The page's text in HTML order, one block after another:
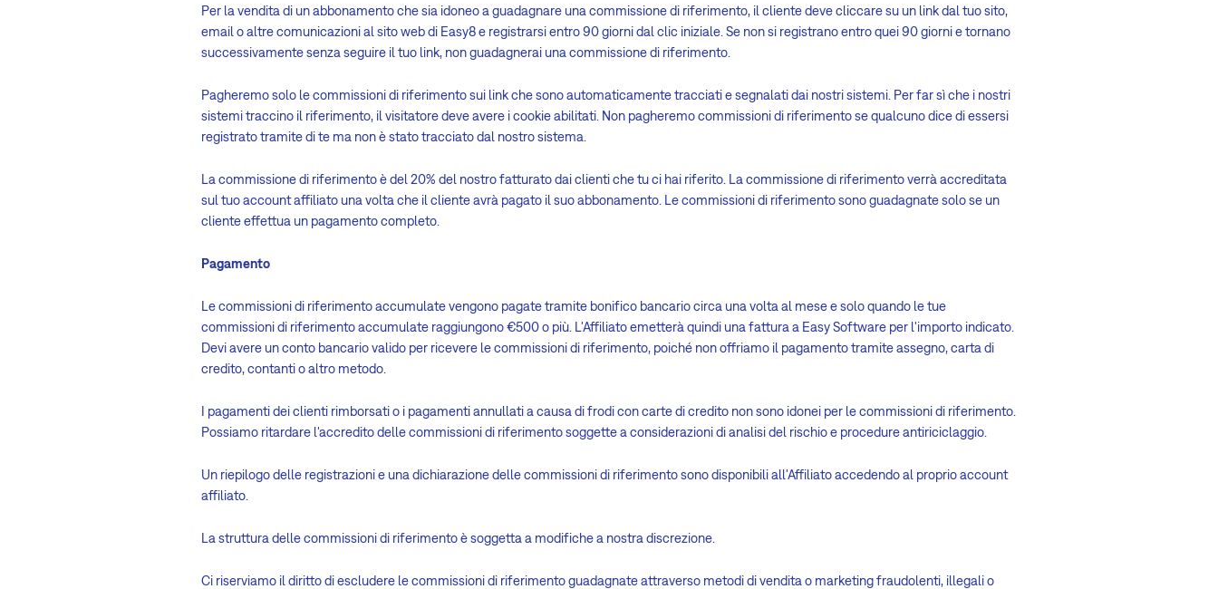
Per la vendita di un abbonamento che sia idoneo a guadagnare una commissione di riferimento, il cliente deve cliccare su un link dal tuo sito,
email o altre comunicazioni al sito web di Easy8 e registrarsi entro 90 giorni dal clic iniziale. Se non si registrano entro quei 90 giorni e tornano
successivamente senza seguire il tuo link, non guadagnerai una commissione di riferimento.
Pagheremo solo le commissioni di riferimento sui link che sono automaticamente tracciati e segnalati dai nostri sistemi. Per far sì che i nostri
sistemi traccino il riferimento, il visitatore deve avere i cookie abilitati. Non pagheremo commissioni di riferimento se qualcuno dice di essersi
registrato tramite di te ma non è stato tracciato dal nostro sistema.
La commissione di riferimento è del 20% del nostro fatturato dai clienti che tu ci hai riferito. La commissione di riferimento verrà accreditata
sul tuo account affiliato una volta che il cliente avrà pagato il suo abbonamento. Le commissioni di riferimento sono guadagnate solo se un
cliente effettua un pagamento completo.
Pagamento
Le commissioni di riferimento accumulate vengono pagate tramite bonifico bancario circa una volta al mese e solo quando le tue
commissioni di riferimento accumulate raggiungono €500 o più. L'Affiliato emetterà quindi una fattura a Easy Software per l'importo indicato.
Devi avere un conto bancario valido per ricevere le commissioni di riferimento, poiché non offriamo il pagamento tramite assegno, carta di
credito, contanti o altro metodo.
I pagamenti dei clienti rimborsati o i pagamenti annullati a causa di frodi con carte di credito non sono idonei per le commissioni di riferimento.
Possiamo ritardare l'accredito delle commissioni di riferimento soggette a considerazioni di analisi del rischio e procedure antiriciclaggio.
Un riepilogo delle registrazioni e una dichiarazione delle commissioni di riferimento sono disponibili all'Affiliato accedendo al proprio account
affiliato.
La struttura delle commissioni di riferimento è soggetta a modifiche a nostra discrezione.
Ci riserviamo il diritto di escludere le commissioni di riferimento guadagnate attraverso metodi di vendita o marketing fraudolenti, illegali o